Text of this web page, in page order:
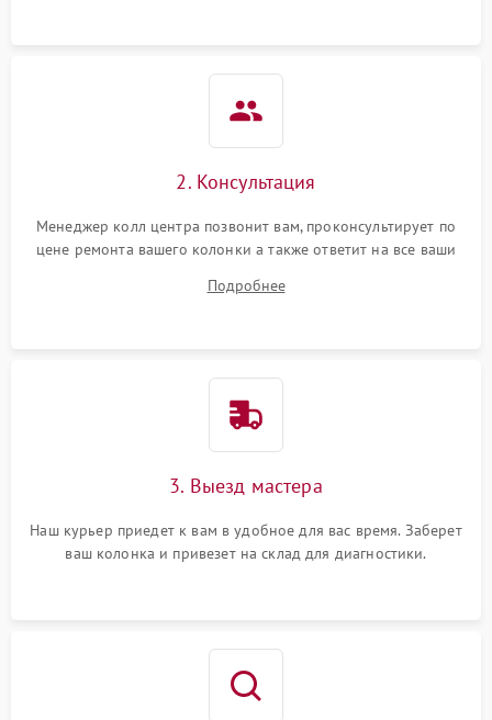
2. Консультация
Менеджер колл центра позвонит вам, проконсультирует по
цене ремонта вашего колонки а также ответит на все ваши
Подробнее
3. Выезд мастера
Наш курьер приедет к вам в удобное для вас время. Заберет
ваш колонка и привезет на склад для диагностики.